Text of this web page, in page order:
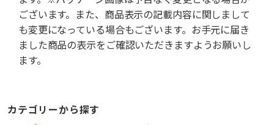
ございます。また、商品表示の記載内容に関しまして
も変更になっている場合もございます。お手元に届き
ました商品の表示をご確認いただきますようお願いし
ます。
カテゴリーから探す